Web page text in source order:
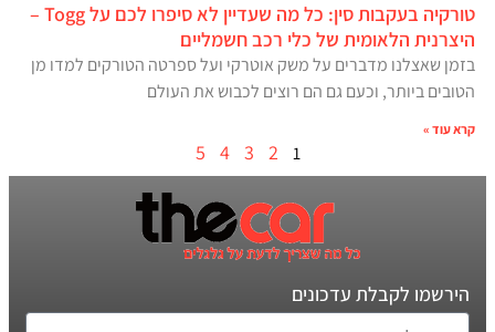
טורקיה בעקבות סין: כל מה שעדיין לא סיפרו לכם על Togg –
היצרנית הלאומית של כלי רכב חשמליים
בזמן שאצלנו מדברים על משק אוטרקי ועל ספרטה הטורקים למדו מן
הטובים ביותר, וכעם גם הם רוצים לכבוש את העולם
קרא עוד »
1
2
3
4
5
הירשמו לקבלת עדכונים